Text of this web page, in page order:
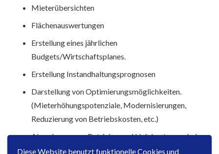
Diese Website benutzt funktionelle Cookies und
Mieterübersichten
Flächenauswertungen
Erstellung eines jährlichen
Budgets/Wirtschaftsplanes.
Erstellung Instandhaltungsprognosen
Darstellung von Optimierungsmöglichkeiten.
(Mieterhöhungspotenziale, Modernisierungen,
Reduzierung von Betriebskosten, etc.)
Abrechnung von Betriebs- und Heizkosten nach den
gesetzlichen Vorschriften